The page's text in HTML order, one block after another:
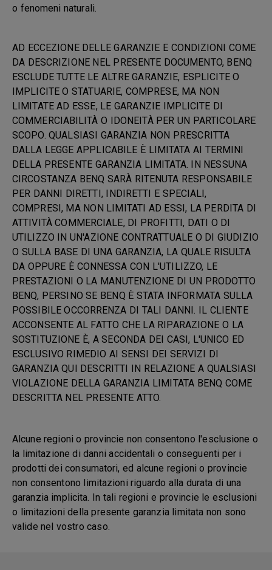
o fenomeni naturali.
AD ECCEZIONE DELLE GARANZIE E CONDIZIONI COME
DA DESCRIZIONE NEL PRESENTE DOCUMENTO, BENQ
ESCLUDE TUTTE LE ALTRE GARANZIE, ESPLICITE O
IMPLICITE O STATUARIE, COMPRESE, MA NON
LIMITATE AD ESSE, LE GARANZIE IMPLICITE DI
COMMERCIABILITÀ O IDONEITÀ PER UN PARTICOLARE
SCOPO. QUALSIASI GARANZIA NON PRESCRITTA
DALLA LEGGE APPLICABILE È LIMITATA AI TERMINI
DELLA PRESENTE GARANZIA LIMITATA. IN NESSUNA
CIRCOSTANZA BENQ SARÀ RITENUTA RESPONSABILE
PER DANNI DIRETTI, INDIRETTI E SPECIALI,
COMPRESI, MA NON LIMITATI AD ESSI, LA PERDITA DI
ATTIVITÀ COMMERCIALE, DI PROFITTI, DATI O DI
UTILIZZO IN UN'AZIONE CONTRATTUALE O DI GIUDIZIO
O SULLA BASE DI UNA GARANZIA, LA QUALE RISULTA
DA OPPURE È CONNESSA CON L'UTILIZZO, LE
PRESTAZIONI O LA MANUTENZIONE DI UN PRODOTTO
BENQ, PERSINO SE BENQ È STATA INFORMATA SULLA
POSSIBILE OCCORRENZA DI TALI DANNI. IL CLIENTE
ACCONSENTE AL FATTO CHE LA RIPARAZIONE O LA
SOSTITUZIONE È, A SECONDA DEI CASI, L'UNICO ED
ESCLUSIVO RIMEDIO AI SENSI DEI SERVIZI DI
GARANZIA QUI DESCRITTI IN RELAZIONE A QUALSIASI
VIOLAZIONE DELLA GARANZIA LIMITATA BENQ COME
DESCRITTA NEL PRESENTE ATTO.
Alcune regioni o provincie non consentono l'esclusione o
la limitazione di danni accidentali o conseguenti per i
prodotti dei consumatori, ed alcune regioni o provincie
non consentono limitazioni riguardo alla durata di una
garanzia implicita. In tali regioni e provincie le esclusioni
o limitazioni della presente garanzia limitata non sono
valide nel vostro caso.